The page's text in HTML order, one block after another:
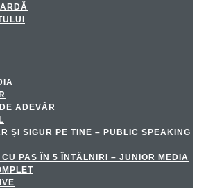
ADEVĂR
ȘI SIGUR PE TINE – PUBLIC SPEAKING
CU PAS ÎN 5 ÎNTÂLNIRI – JUNIOR MEDIA